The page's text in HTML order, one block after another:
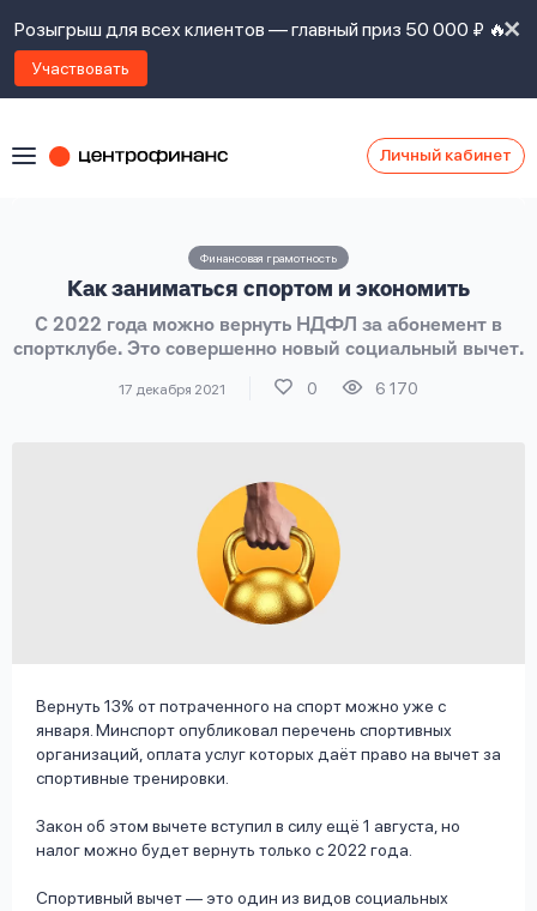
Розыгрыш для всех клиентов — главный приз 50 000 ₽ 🔥
Участвовать
Личный кабинет
Финансовая грамотность
Как заниматься спортом и экономить
С 2022 года можно вернуть НДФЛ за абонемент в
спортклубе. Это совершенно новый социальный вычет.
17 декабря 2021 0 6 170
Вернуть 13% от потраченного на спорт можно уже с
января. Минспорт опубликовал перечень спортивных
организаций, оплата услуг которых даёт право на вычет за
спортивные тренировки.
Закон об этом вычете вступил в силу ещё 1 августа, но
налог можно будет вернуть только с 2022 года.
Спортивный вычет — это один из видов социальных
Оформить заявку
Войти под другим номером
Наши
контакты
Ответы
вопросы
с
правилами
предоставления
займов
политикой